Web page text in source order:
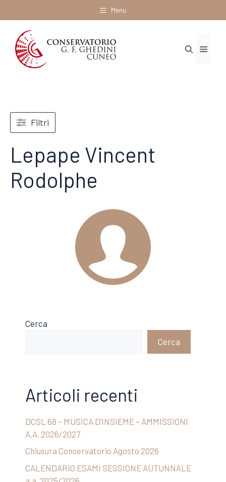
al
contenuto
Menu
Menu
Filtri
Lepape Vincent
Rodolphe
Cerca
Cerca
Articoli recenti
DCSL 68 – MUSICA D’INSIEME – AMMISSIONI
A.A. 2026/2027
Chiusura Conservatorio Agosto 2026
CALENDARIO ESAMI SESSIONE AUTUNNALE